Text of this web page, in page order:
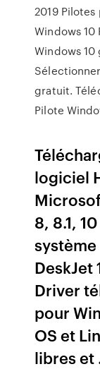
2019
Windows 10
Windows
gratuit.
Pilote
logiciel
8, 8.1,
système
DeskJet
Driver
pour
OS et
libres et